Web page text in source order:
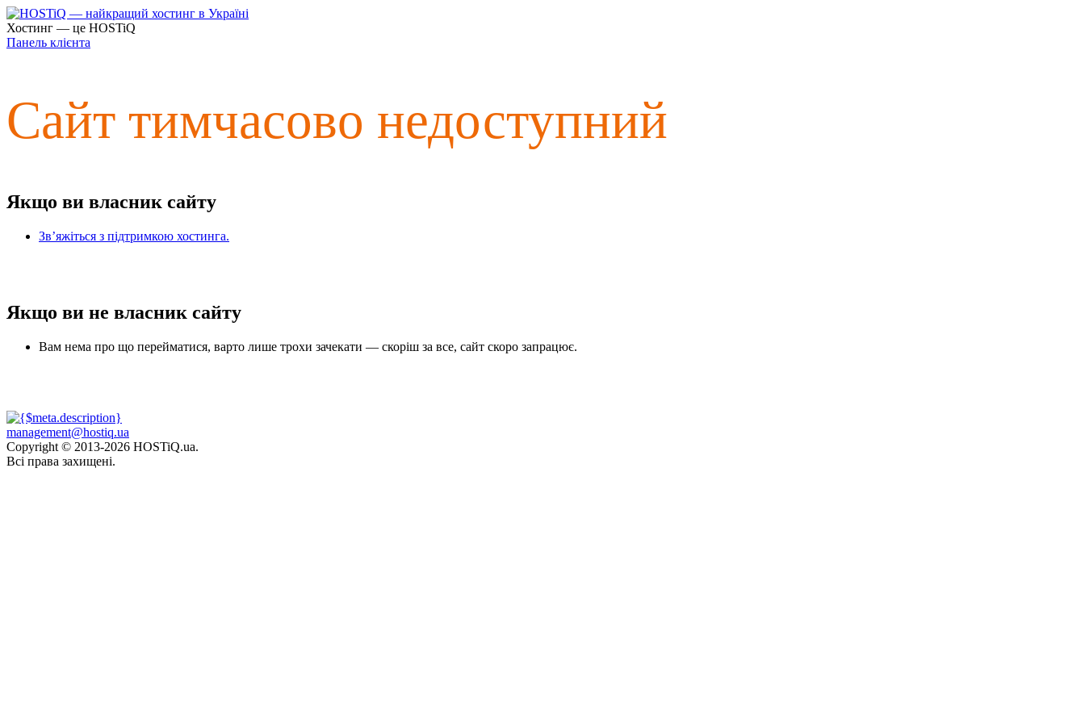
Хостинг — це HOSTiQ
Панель клієнта
Сайт тимчасово недоступний
Якщо ви власник сайту
Зв’яжіться з підтримкою хостинга.
Якщо ви не власник сайту
Вам нема про що перейматися, варто лише трохи зачекати — скоріш за все, сайт скоро запрацює.
management@hostiq.ua
Copyright © 2013-2026 HOSTiQ.ua.
Всі права захищені.